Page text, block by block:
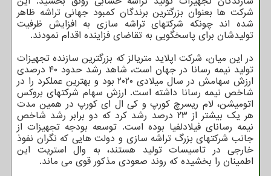
شرکت ها بعنوان بزرگترین برندگان کمبود جهانی تراشه ظاهر
شده اند چونکه شرکتهای تراشه سازی به افزایش ظرفیت
تولیدشان برای پاسخگویی به تقاضای فزاینده اقدام نمودند.
در این میان، شرکت اپلاید متریالز که بزرگترین سازنده تجهیزات
تولید نیمه رسانا در جهان است، شاهد رشد حدود ۴۰ درصدی
ارزش سهامش در سال میلادی ۲۰۲۰ بود و بهترین عملکرد را در
شاخص نیمه رسانا داشته است. ارزش سهام شرکتهای بروکس
اتومیشن، لام ریسرچ کورپ و کی ال ای کورپ در همین مدت
هر یک بیشتر از ۲۳ درصد رشد کرد که دو برابر رشد شاخص
نیمه رسانای فیلادلفیا بوده است. توسعه بودجه تجهیزات از
جانب شرکتهای بزرگ تراشه سازی و دولت هایی که نگران نفوذ
خارجی در تاسیسات تولید هستند، به وال استریت این
اطمینان را بخشیده که روند صعودی مذکور قوی می ماند.